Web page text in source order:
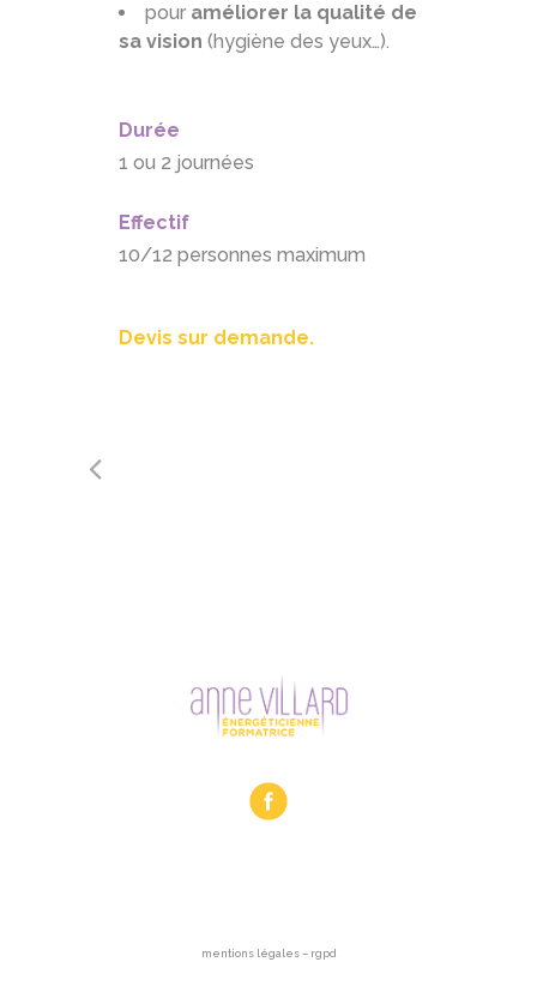
pour améliorer la qualité de
sa vision (hygiène des yeux…).
Durée
1 ou 2 journées
Effectif
10/12 personnes maximum
Devis sur demande.
mentions légales – rgpd